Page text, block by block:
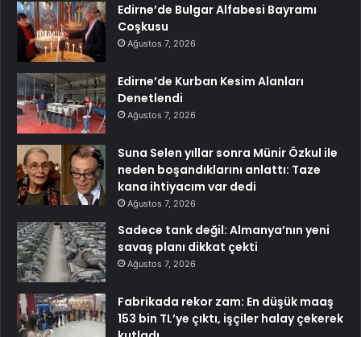
Edirne’de Bulgar Alfabesi Bayramı
Coşkusu
Ağustos 7, 2026
Edirne’de Kurban Kesim Alanları
Denetlendi
Ağustos 7, 2026
Suna Selen yıllar sonra Münir Özkul ile
neden boşandıklarını anlattı: Taze
kana ihtiyacım var dedi
Ağustos 7, 2026
Sadece tank değil: Almanya’nın yeni
savaş planı dikkat çekti
Ağustos 7, 2026
Fabrikada rekor zam: En düşük maaş
153 bin TL’ye çıktı, işçiler halay çekerek